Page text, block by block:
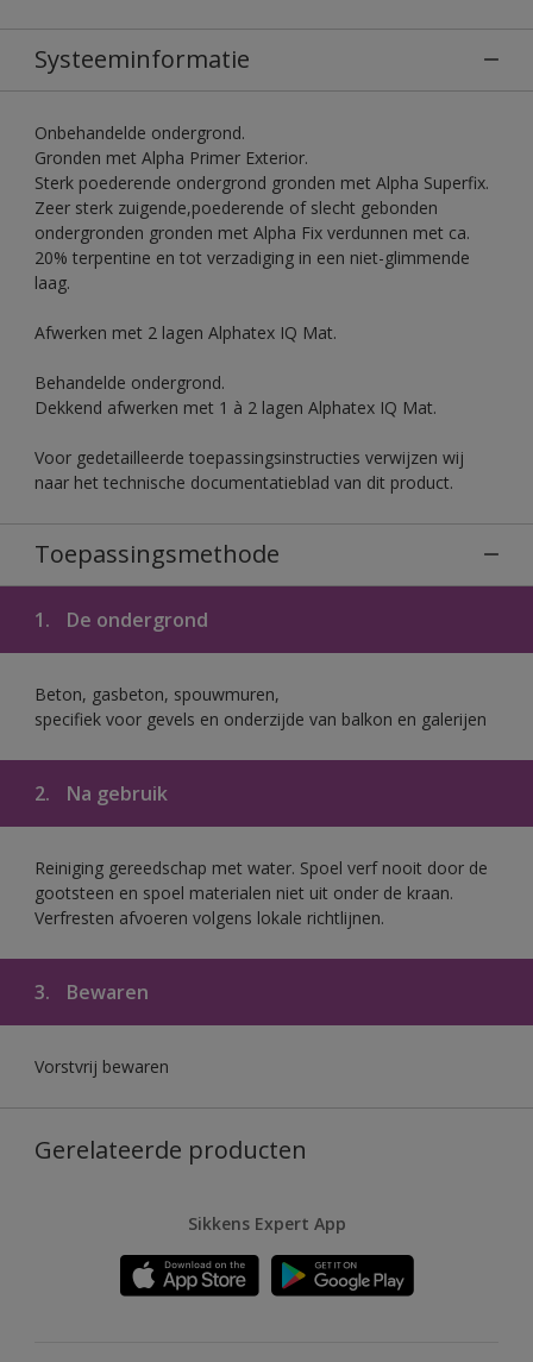
Systeeminformatie
Onbehandelde ondergrond.
Gronden met Alpha Primer Exterior.
Sterk poederende ondergrond gronden met Alpha Superfix.
Zeer sterk zuigende,poederende of slecht gebonden
ondergronden gronden met Alpha Fix verdunnen met ca.
20% terpentine en tot verzadiging in een niet-glimmende
laag.
Afwerken met 2 lagen Alphatex IQ Mat.
Behandelde ondergrond.
Dekkend afwerken met 1 à 2 lagen Alphatex IQ Mat.
Voor gedetailleerde toepassingsinstructies verwijzen wij
naar het technische documentatieblad van dit product.
Toepassingsmethode
1. De ondergrond
Beton, gasbeton, spouwmuren,
specifiek voor gevels en onderzijde van balkon en galerijen
2. Na gebruik
Reiniging gereedschap met water. Spoel verf nooit door de
gootsteen en spoel materialen niet uit onder de kraan.
Verfresten afvoeren volgens lokale richtlijnen.
3. Bewaren
Vorstvrij bewaren
Gerelateerde producten
Sikkens Expert App